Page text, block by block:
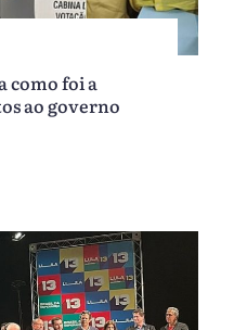
como foi a
ao governo